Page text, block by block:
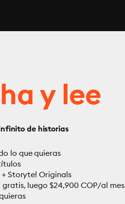
y lee
de historias
lo que quieras
Storytel Originals
gratis, luego $24,900 COP/al mes